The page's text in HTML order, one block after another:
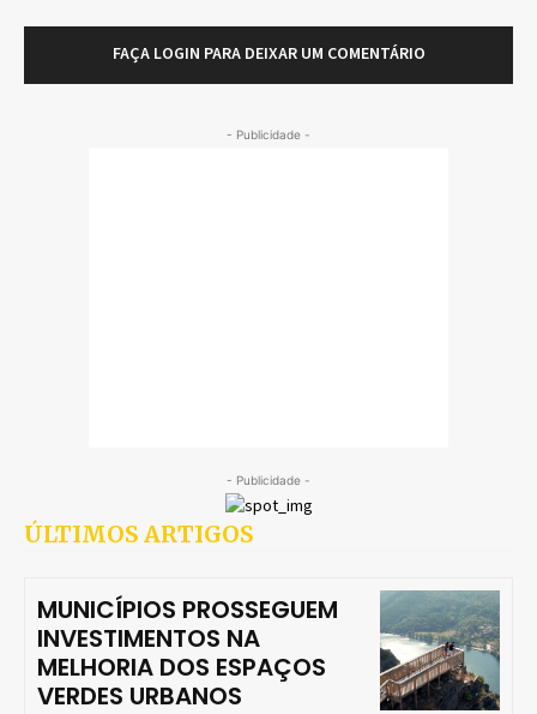
FAÇA LOGIN PARA DEIXAR UM COMENTÁRIO
- Publicidade -
- Publicidade -
ÚLTIMOS ARTIGOS
MUNICÍPIOS PROSSEGUEM
INVESTIMENTOS NA
MELHORIA DOS ESPAÇOS
VERDES URBANOS